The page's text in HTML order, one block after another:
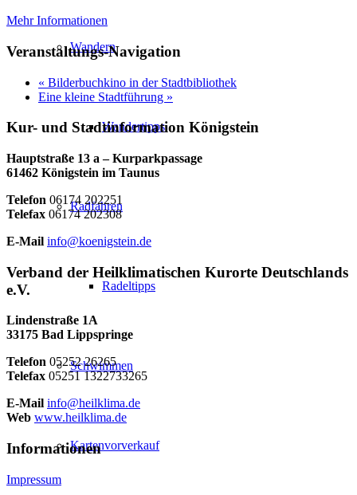
Wandern
Wandertipps
Radfahren
Radeltipps
Schwimmen
Kartenvorverkauf
Mehr Informationen
Veranstaltungs-Navigation
« Bilderbuchkino in der Stadtbibliothek
Eine kleine Stadtführung »
Kur- und Stadtinformation Königstein
Hauptstraße 13 a – Kurparkpassage
61462 Königstein im Taunus
Telefon 06174 202251
Telefax 06174 202308
E-Mail info@koenigstein.de
Verband der Heilklimatischen Kurorte Deutschlands
e.V.
Lindenstraße 1A
33175 Bad Lippspringe
Telefon 05252 26265
Telefax 05251 1322733265
E-Mail info@heilklima.de
Web www.heilklima.de
Informationen
Impressum